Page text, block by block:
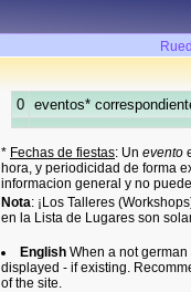
0 eventos*
* Fechas de fiestas: Un evento
hora, y periodicidad de forma
informacion general y no
Nota: ¡Los Talleres
en la Lista de Lugares son
English When a not
displayed - if existing.
of the site.